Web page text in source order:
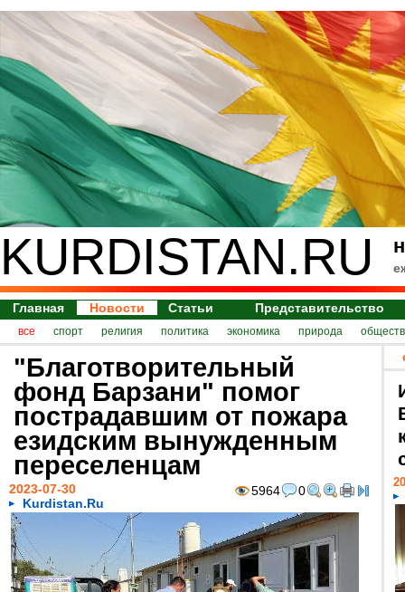
KURDISTAN.RU
Главная Новости Статьи Представительство
все спорт религия политика экономика природа
"Благотворительный
фонд Барзани" помог
пострадавшим от пожара
езидским вынужденным
переселенцам
5964 0
2023-07-30
Kurdistan.Ru